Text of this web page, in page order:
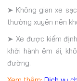
➤ Không gian xe
thường xuyên nên
➤ Xe được kiểm
khởi hành êm ái,
đường.